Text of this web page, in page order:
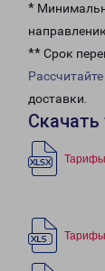
*
** Срок
доставки.
Тарифы
Тарифы